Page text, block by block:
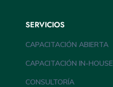
SERVICIOS
CAPACITACIÓN ABIERTA
CAPACITACIÓN IN-HOUSE
CONSULTORÍA